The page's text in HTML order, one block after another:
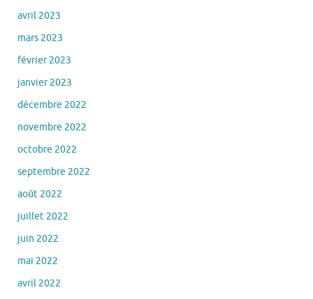
avril 2023
mars 2023
février 2023
janvier 2023
décembre 2022
novembre 2022
octobre 2022
septembre 2022
août 2022
juillet 2022
juin 2022
mai 2022
avril 2022